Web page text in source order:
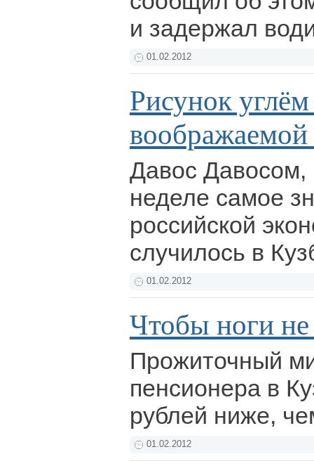
и задержал
01.02.2012
Рисунок углём
Давос
неделе самое
российской
случилось в
01.02.2012
Чтобы ноги не
Прожиточный
пенсионера в
рублей ниже,
01.02.2012